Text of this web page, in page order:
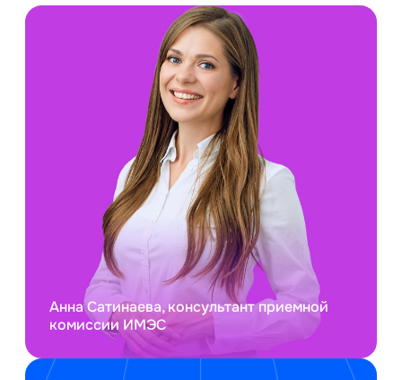
Анна Сатинаева, консультант приемной
комиссии ИМЭС